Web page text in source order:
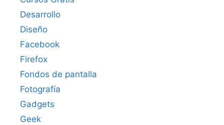
Desarrollo
Diseño
Facebook
Firefox
Fondos de pantalla
Fotografía
Gadgets
Geek